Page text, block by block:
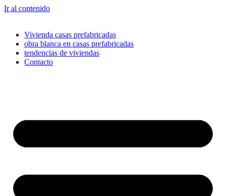
Ir al contenido
Vivienda casas prefabricadas
obra blanca en casas prefabricadas
tendencias de viviendas
Contacto